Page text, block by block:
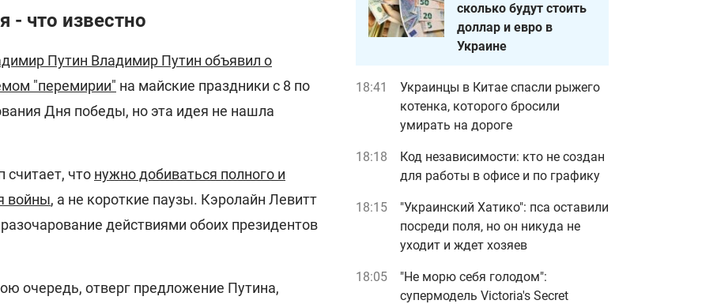
- что известно
Путин Владимир Путин объявил о
"перемирии" на майские праздники с 8 по
Дня победы, но эта идея не нашла
что нужно добиваться полного и
войны, а не короткие паузы. Кэролайн Левитт
действиями обоих президентов
очередь, отверг предложение Путина,
сколько будут стоить
доллар и евро в
Украине
18:41
Украинцы в Китае спасли рыжего
котенка, которого бросили
умирать на дороге
18:18
Код независимости: кто не создан
для работы в офисе и по графику
18:15
"Украинский Хатико": пса оставили
посреди поля, но он никуда не
уходит и ждет хозяев
18:05
"Не морю себя голодом":
супермодель Victoria's Secret